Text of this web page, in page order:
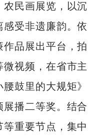
民画展览，以沉
受非遗廉韵。依
品展出平台，拍
视频，在省市主
鼓里的大规矩》
播二等奖。结合
重要节点，集中